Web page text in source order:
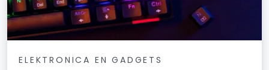
ELEKTRONICA EN GADGETS